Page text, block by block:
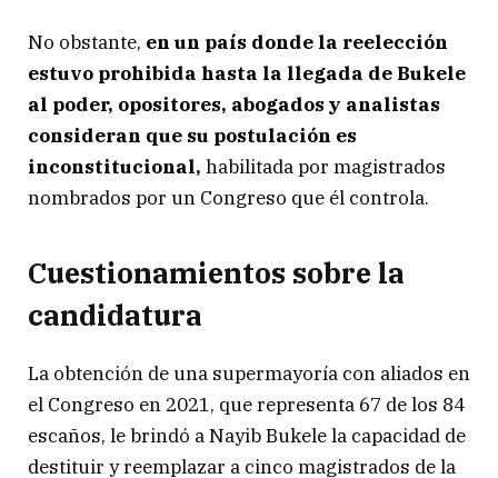
No obstante, en un país donde la reelección
estuvo prohibida hasta la llegada de Bukele
al poder, opositores, abogados y analistas
consideran que su postulación es
inconstitucional, habilitada por magistrados
nombrados por un Congreso que él controla.
Cuestionamientos sobre la
candidatura
La obtención de una supermayoría con aliados en
el Congreso en 2021, que representa 67 de los 84
escaños, le brindó a Nayib Bukele la capacidad de
destituir y reemplazar a cinco magistrados de la